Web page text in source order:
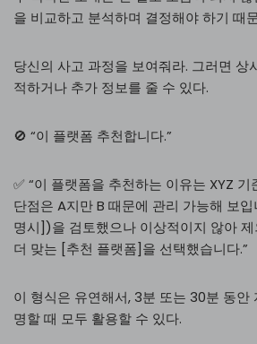
을 비교하고 분석하며 결정해야 하기 때
당신의 사고 과정을 보여줘라. 그러면 상
적하거나 추가 정보를 줄 수 있다.
🚫 “이 플랫폼 추천합니다.”
✅ “이 플랫폼을 추천하는 이유는 XYZ
단점은 A지만 B 때문에 관리 가능해 보
명시])을 검토했으나 이상적이지 않아
더 맞는 [추천 플랫폼]을 선택했습니다.”
이 형식은 유연해서, 3분 또는 30분 동안
명할 때 모두 활용할 수 있다.